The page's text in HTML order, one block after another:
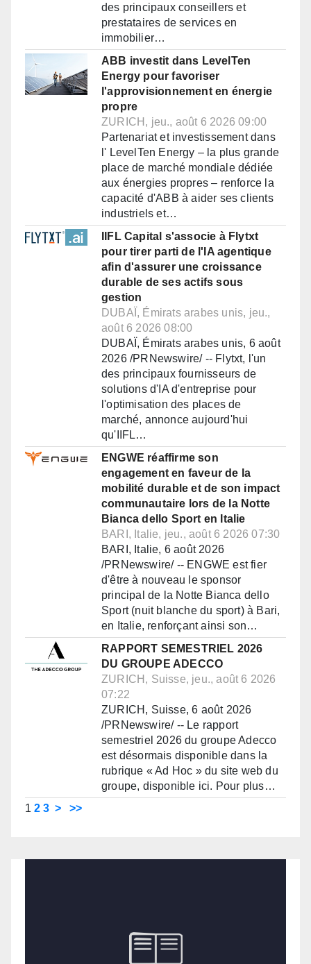
des principaux conseillers et
prestataires de services en
immobilier…
ABB investit dans LevelTen
Energy pour favoriser
l'approvisionnement en énergie
propre
ZURICH, jeu., août 6 2026 09:00
Partenariat et investissement dans
l' LevelTen Energy – la plus grande
place de marché mondiale dédiée
aux énergies propres – renforce la
capacité d'ABB à aider ses clients
industriels et…
IIFL Capital s'associe à Flytxt
pour tirer parti de l'IA agentique
afin d'assurer une croissance
durable de ses actifs sous
gestion
DUBAÏ, Émirats arabes unis, jeu.,
août 6 2026 08:00
DUBAÏ, Émirats arabes unis, 6 août
2026 /PRNewswire/ -- Flytxt, l'un
des principaux fournisseurs de
solutions d'IA d'entreprise pour
l'optimisation des places de
marché, annonce aujourd'hui
qu'IIFL…
ENGWE réaffirme son
engagement en faveur de la
mobilité durable et de son impact
communautaire lors de la Notte
Bianca dello Sport en Italie
BARI, Italie, jeu., août 6 2026 07:30
BARI, Italie, 6 août 2026
/PRNewswire/ -- ENGWE est fier
d'être à nouveau le sponsor
principal de la Notte Bianca dello
Sport (nuit blanche du sport) à Bari,
en Italie, renforçant ainsi son…
RAPPORT SEMESTRIEL 2026
DU GROUPE ADECCO
ZURICH, Suisse, jeu., août 6 2026
07:22
ZURICH, Suisse, 6 août 2026
/PRNewswire/ -- Le rapport
semestriel 2026 du groupe Adecco
est désormais disponible dans la
rubrique « Ad Hoc » du site web du
groupe, disponible ici. Pour plus…
1 2 3 > >>